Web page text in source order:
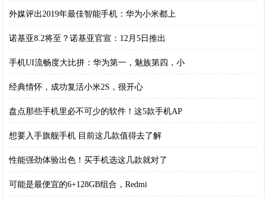
外媒评出2019年最佳智能手机：华为小米都上
诺基亚8.2将至？诺基亚官宣：12月5日推出
手机UI流畅度大比拼：华为第一，魅族第四，小
经典情怀，成功复活小米2S，很开心
盘点那些手机里必不可少的软件！这5款手机AP
想要入手旗舰手机 目前这几款值得去了解
性能强劲体验出色！买手机选这几款就对了
可能是最便宜的6+128GB组合，Redmi